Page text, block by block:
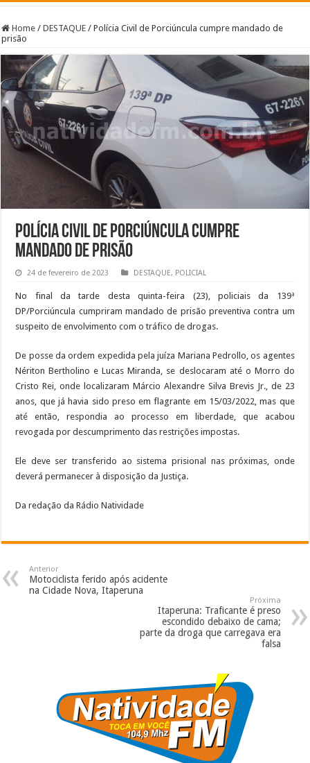
Home / DESTAQUE / Polícia Civil de Porciúncula cumpre mandado de
prisão
Polícia Civil de Porciúncula cumpre
mandado de prisão
24 de fevereiro de 2023 DESTAQUE, POLICIAL
No final da tarde desta quinta-feira (23), policiais da 139ª
DP/Porciúncula cumpriram mandado de prisão preventiva contra um
suspeito de envolvimento com o tráfico de drogas.
De posse da ordem expedida pela juíza Mariana Pedrollo, os agentes
Nériton Bertholino e Lucas Miranda, se deslocaram até o Morro do
Cristo Rei, onde localizaram Márcio Alexandre Silva Brevis Jr., de 23
anos, que já havia sido preso em flagrante em 15/03/2022, mas que
até então, respondia ao processo em liberdade, que acabou
revogada por descumprimento das restrições impostas.
Ele deve ser transferido ao sistema prisional nas próximas, onde
deverá permanecer à disposição da Justiça.
Da redação da Rádio Natividade
Anterior
Motociclista ferido após acidente
na Cidade Nova, Itaperuna
Próxima
Itaperuna: Traficante é preso
escondido debaixo de cama;
parte da droga que carregava era
falsa